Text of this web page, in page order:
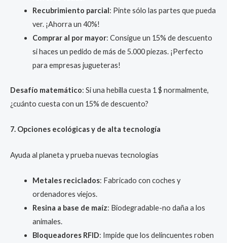
Recubrimiento parcial: Pinte sólo las partes que pueda
ver. ¡Ahorra un 40%!
Comprar al por mayor: Consigue un 15% de descuento
si haces un pedido de más de 5.000 piezas. ¡Perfecto
para empresas jugueteras!
Desafío matemático: Si una hebilla cuesta 1 $ normalmente,
¿cuánto cuesta con un 15% de descuento?
7. Opciones ecológicas y de alta tecnología
Ayuda al planeta y prueba nuevas tecnologías
Metales reciclados: Fabricado con coches y
ordenadores viejos.
Resina a base de maíz: Biodegradable-no daña a los
animales.
Bloqueadores RFID: Impide que los delincuentes roben